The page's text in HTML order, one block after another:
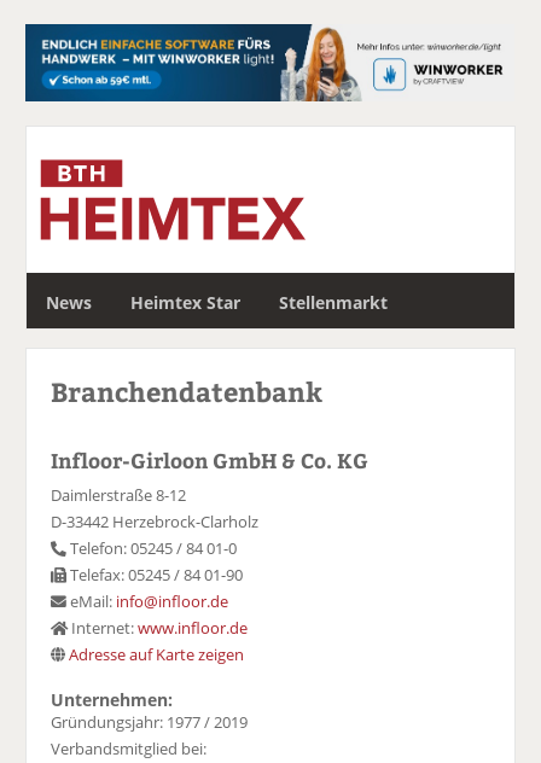
News Heimtex Star Stellenmarkt
c
Branchendatenbank
Infloor-Girloon GmbH & Co. KG
Daimlerstraße 8-12
D-33442 Herzebrock-Clarholz
Telefon: 05245 / 84 01-0
Telefax: 05245 / 84 01-90
eMail: info@infloor.de
Internet:www.infloor.de
Adresse auf Karte zeigen
Unternehmen:
Gründungsjahr: 1977 / 2019
Verbandsmitglied bei: